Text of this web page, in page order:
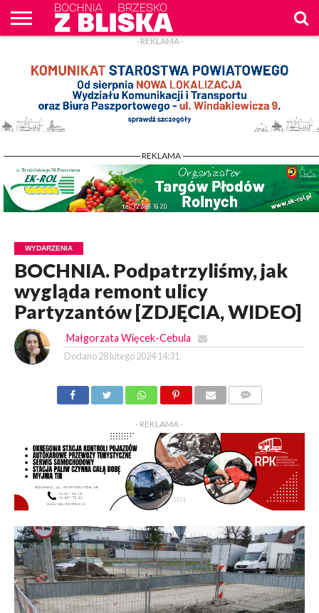
WPROST
REKLAM
- REKLAMA -
- REKLAMA -
WYDARZENIA
BOCHNIA. Podpatrzyliśmy, jak
wygląda remont ulicy
Partyzantów [ZDJĘCIA, WIDEO]
Małgorzata Więcek-Cebula
Dodano 28 lutego 2024 14:31
- REKLAMA -